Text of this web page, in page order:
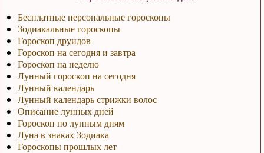
Бесплатные персональные гороскопы
Зодиакальные гороскопы
Гороскоп друидов
Гороскоп на сегодня и завтра
Гороскоп на неделю
Лунный гороскоп на сегодня
Лунный календарь
Лунный календарь стрижки волос
Описание лунных дней
Гороскоп по лунным дням
Луна в знаках Зодиака
Гороскопы прошлых лет